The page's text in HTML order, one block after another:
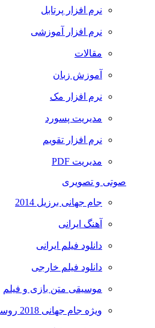
نرم افزار پرتابل
نرم افزار آموزشی
مقالات
آموزش زبان
نرم افزار مک
مدیریت پسورد
نرم افزار تقویم
مدیریت PDF
صوتی و تصویری
جام جهانی برزیل 2014
آهنگ ایرانی
دانلود فیلم ایرانی
دانلود فیلم خارجی
موسیقی متن بازی و فیلم
ویژه جام جهانی 2018 روسیه